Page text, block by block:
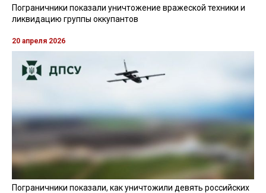
Пограничники показали уничтожение вражеской техники и
ликвидацию группы оккупантов
20 апреля 2026
Пограничники показали, как уничтожили девять российских